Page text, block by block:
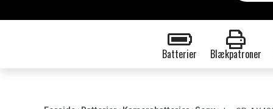
Batterier Blækpatroner